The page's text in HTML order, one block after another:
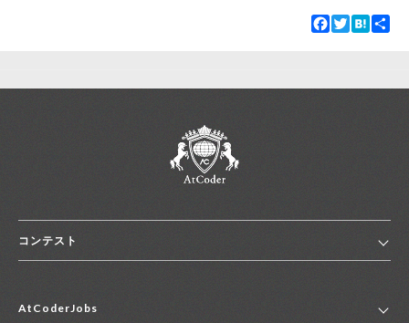
Facebook
TwitterHatena
コンテスト
コンテスト一覧
AtCoderJobs